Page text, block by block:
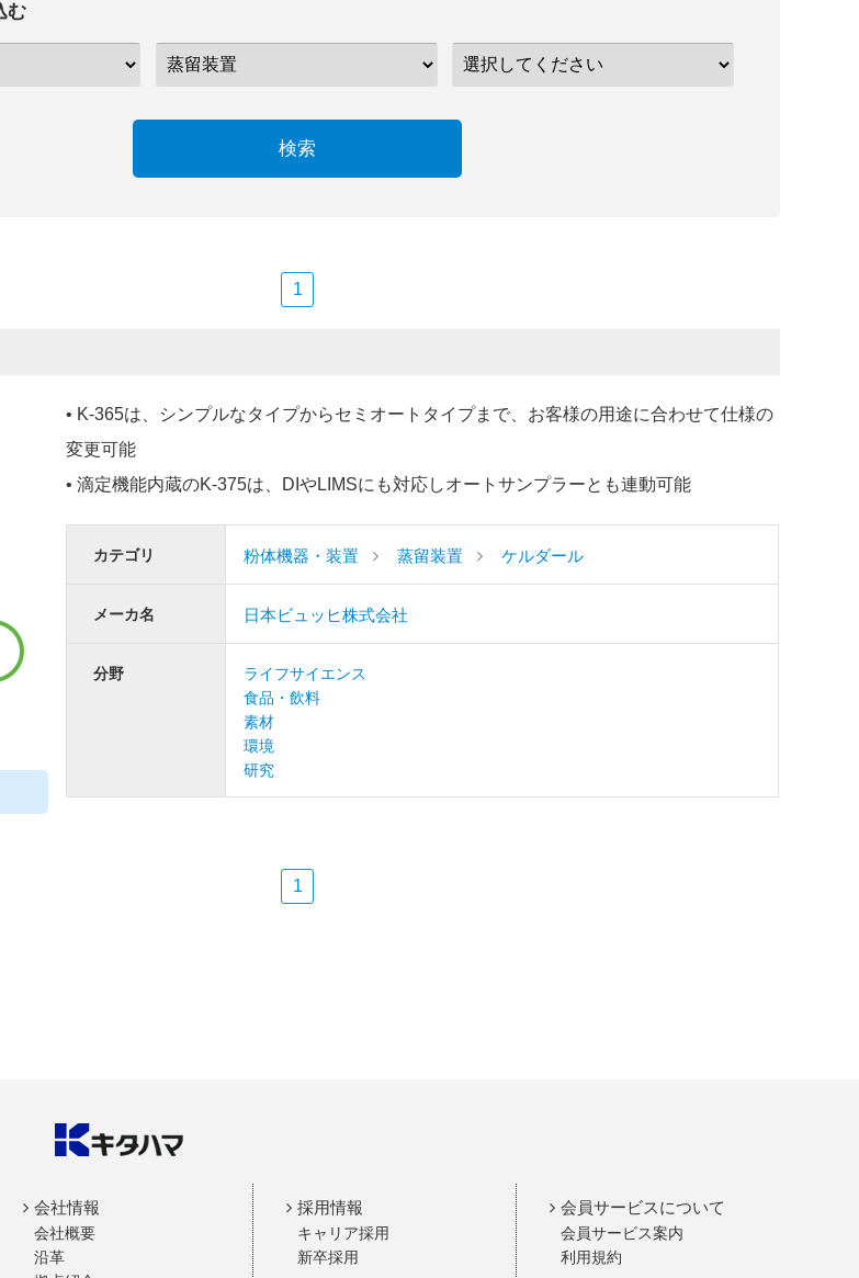
む
検索
1
• K-365は、シンプルなタイプからセミオートタイプまで、お客様の用途に合わせて仕様の
変更可能
• 滴定機能内蔵のK-375は、DIやLIMSにも対応しオートサンプラーとも連動可能
カテゴリ 粉体機器・装置 蒸留装置 ケルダール
メーカ名 日本ビュッヒ株式会社
分野
ライフサイエンス
食品・飲料
素材
環境
研究
1
会社情報
会社概要
沿革
採用情報
キャリア採用
新卒採用
会員サービスについて
会員サービス案内
利用規約